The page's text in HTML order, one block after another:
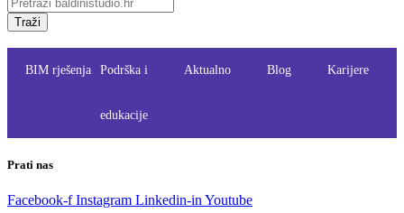
Traži
BIM rješenja Podrška i
edukacije
Aktualno Blog Karijere
Prati nas
Facebook-f Instagram Linkedin-in Youtube